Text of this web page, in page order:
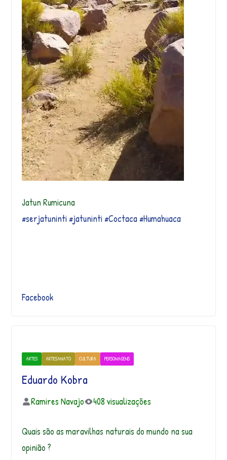
Jatun Rumicuna
#serjatuninti #jatuninti #Coctaca #Humahuaca
Facebook
ARTES ARTESANATO CULTURA PERSONAGENS
Eduardo Kobra
Ramires Navajo 408 visualizações
Quais são as maravilhas naturais do mundo na sua
opinião ?